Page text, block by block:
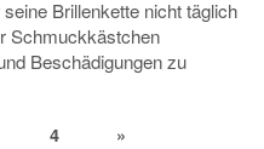
Brillenkette nicht täglich
Schmuckkästchen
Beschädigungen zu
4 »